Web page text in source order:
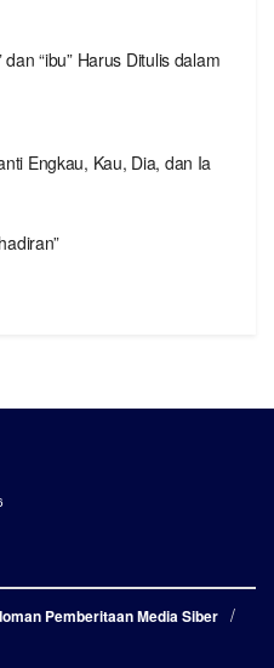
“ibu” Harus Ditulis dalam
Engkau, Kau, Dia, dan Ia
Pemberitaan Media Siber